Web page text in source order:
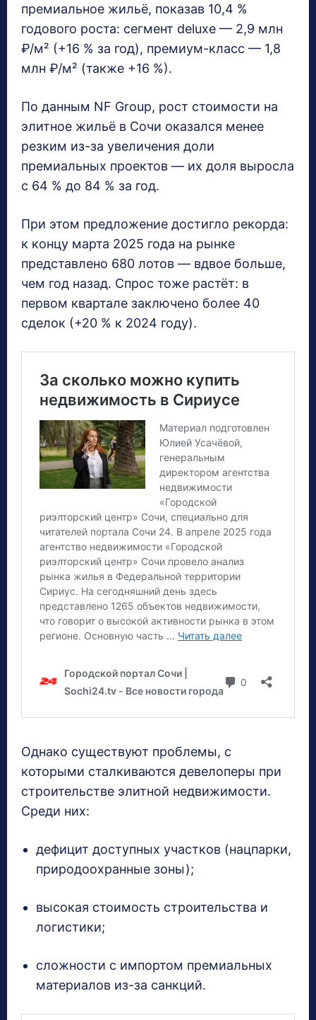
премиальное жильё, показав 10,4 %
годового роста: сегмент deluxe — 2,9 млн
₽/м² (+16 % за год), премиум-класс — 1,8
млн ₽/м² (также +16 %).
По данным NF Group, рост стоимости на
элитное жильё в Сочи оказался менее
резким из-за увеличения доли
премиальных проектов — их доля выросла
с 64 % до 84 % за год.
При этом предложение достигло рекорда:
к концу марта 2025 года на рынке
представлено 680 лотов — вдвое больше,
чем год назад. Спрос тоже растёт: в
первом квартале заключено более 40
сделок (+20 % к 2024 году).
Однако существуют проблемы, с
которыми сталкиваются девелоперы при
строительстве элитной недвижимости.
Среди них:
дефицит доступных участков (нацпарки,
природоохранные зоны);
высокая стоимость строительства и
логистики;
сложности с импортом премиальных
материалов из-за санкций.